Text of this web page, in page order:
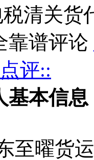
清关货
靠谱评论
评::
基本信息
至曜货